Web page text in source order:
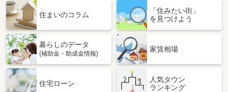
価 格
6.70万円
長野県松本市小屋北１丁目
専有面積 33.39m²
間取り
長野県長野市上松２丁目
住まいのコラム
「住みたい街」
を見つけよう
暮らしのデータ
(補助金・助成金情報)
家賃相場
住宅ローン
人気タウン
ランキング